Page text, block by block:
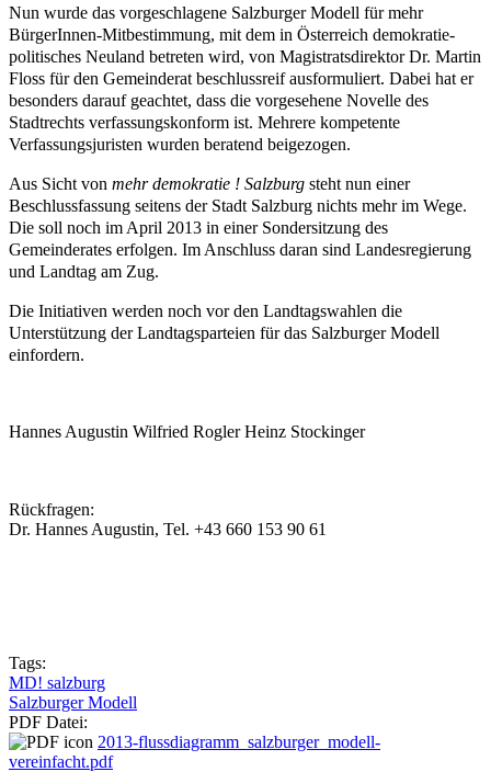
Nun wurde das vorgeschlagene Salzburger Modell für mehr
BürgerInnen-Mitbestimmung, mit dem in Österreich demokratie-
politisches Neuland betreten wird, von Magistratsdirektor Dr. Martin
Floss für den Gemeinderat beschlussreif ausformuliert. Dabei hat er
besonders darauf geachtet, dass die vorgesehene Novelle des
Stadtrechts verfassungskonform ist. Mehrere kompetente
Verfassungsjuristen wurden beratend beigezogen.
Aus Sicht von mehr demokratie ! Salzburg steht nun einer
Beschlussfassung seitens der Stadt Salzburg nichts mehr im Wege.
Die soll noch im April 2013 in einer Sondersitzung des
Gemeinderates erfolgen. Im Anschluss daran sind Landesregierung
und Landtag am Zug.
Die Initiativen werden noch vor den Landtagswahlen die
Unterstützung der Landtagsparteien für das Salzburger Modell
einfordern.
Hannes Augustin Wilfried Rogler Heinz Stockinger
Rückfragen:
Dr. Hannes Augustin, Tel. +43 660 153 90 61
Tags:
MD! salzburg
Salzburger Modell
PDF Datei:
2013-flussdiagramm_salzburger_modell-
vereinfacht.pdf